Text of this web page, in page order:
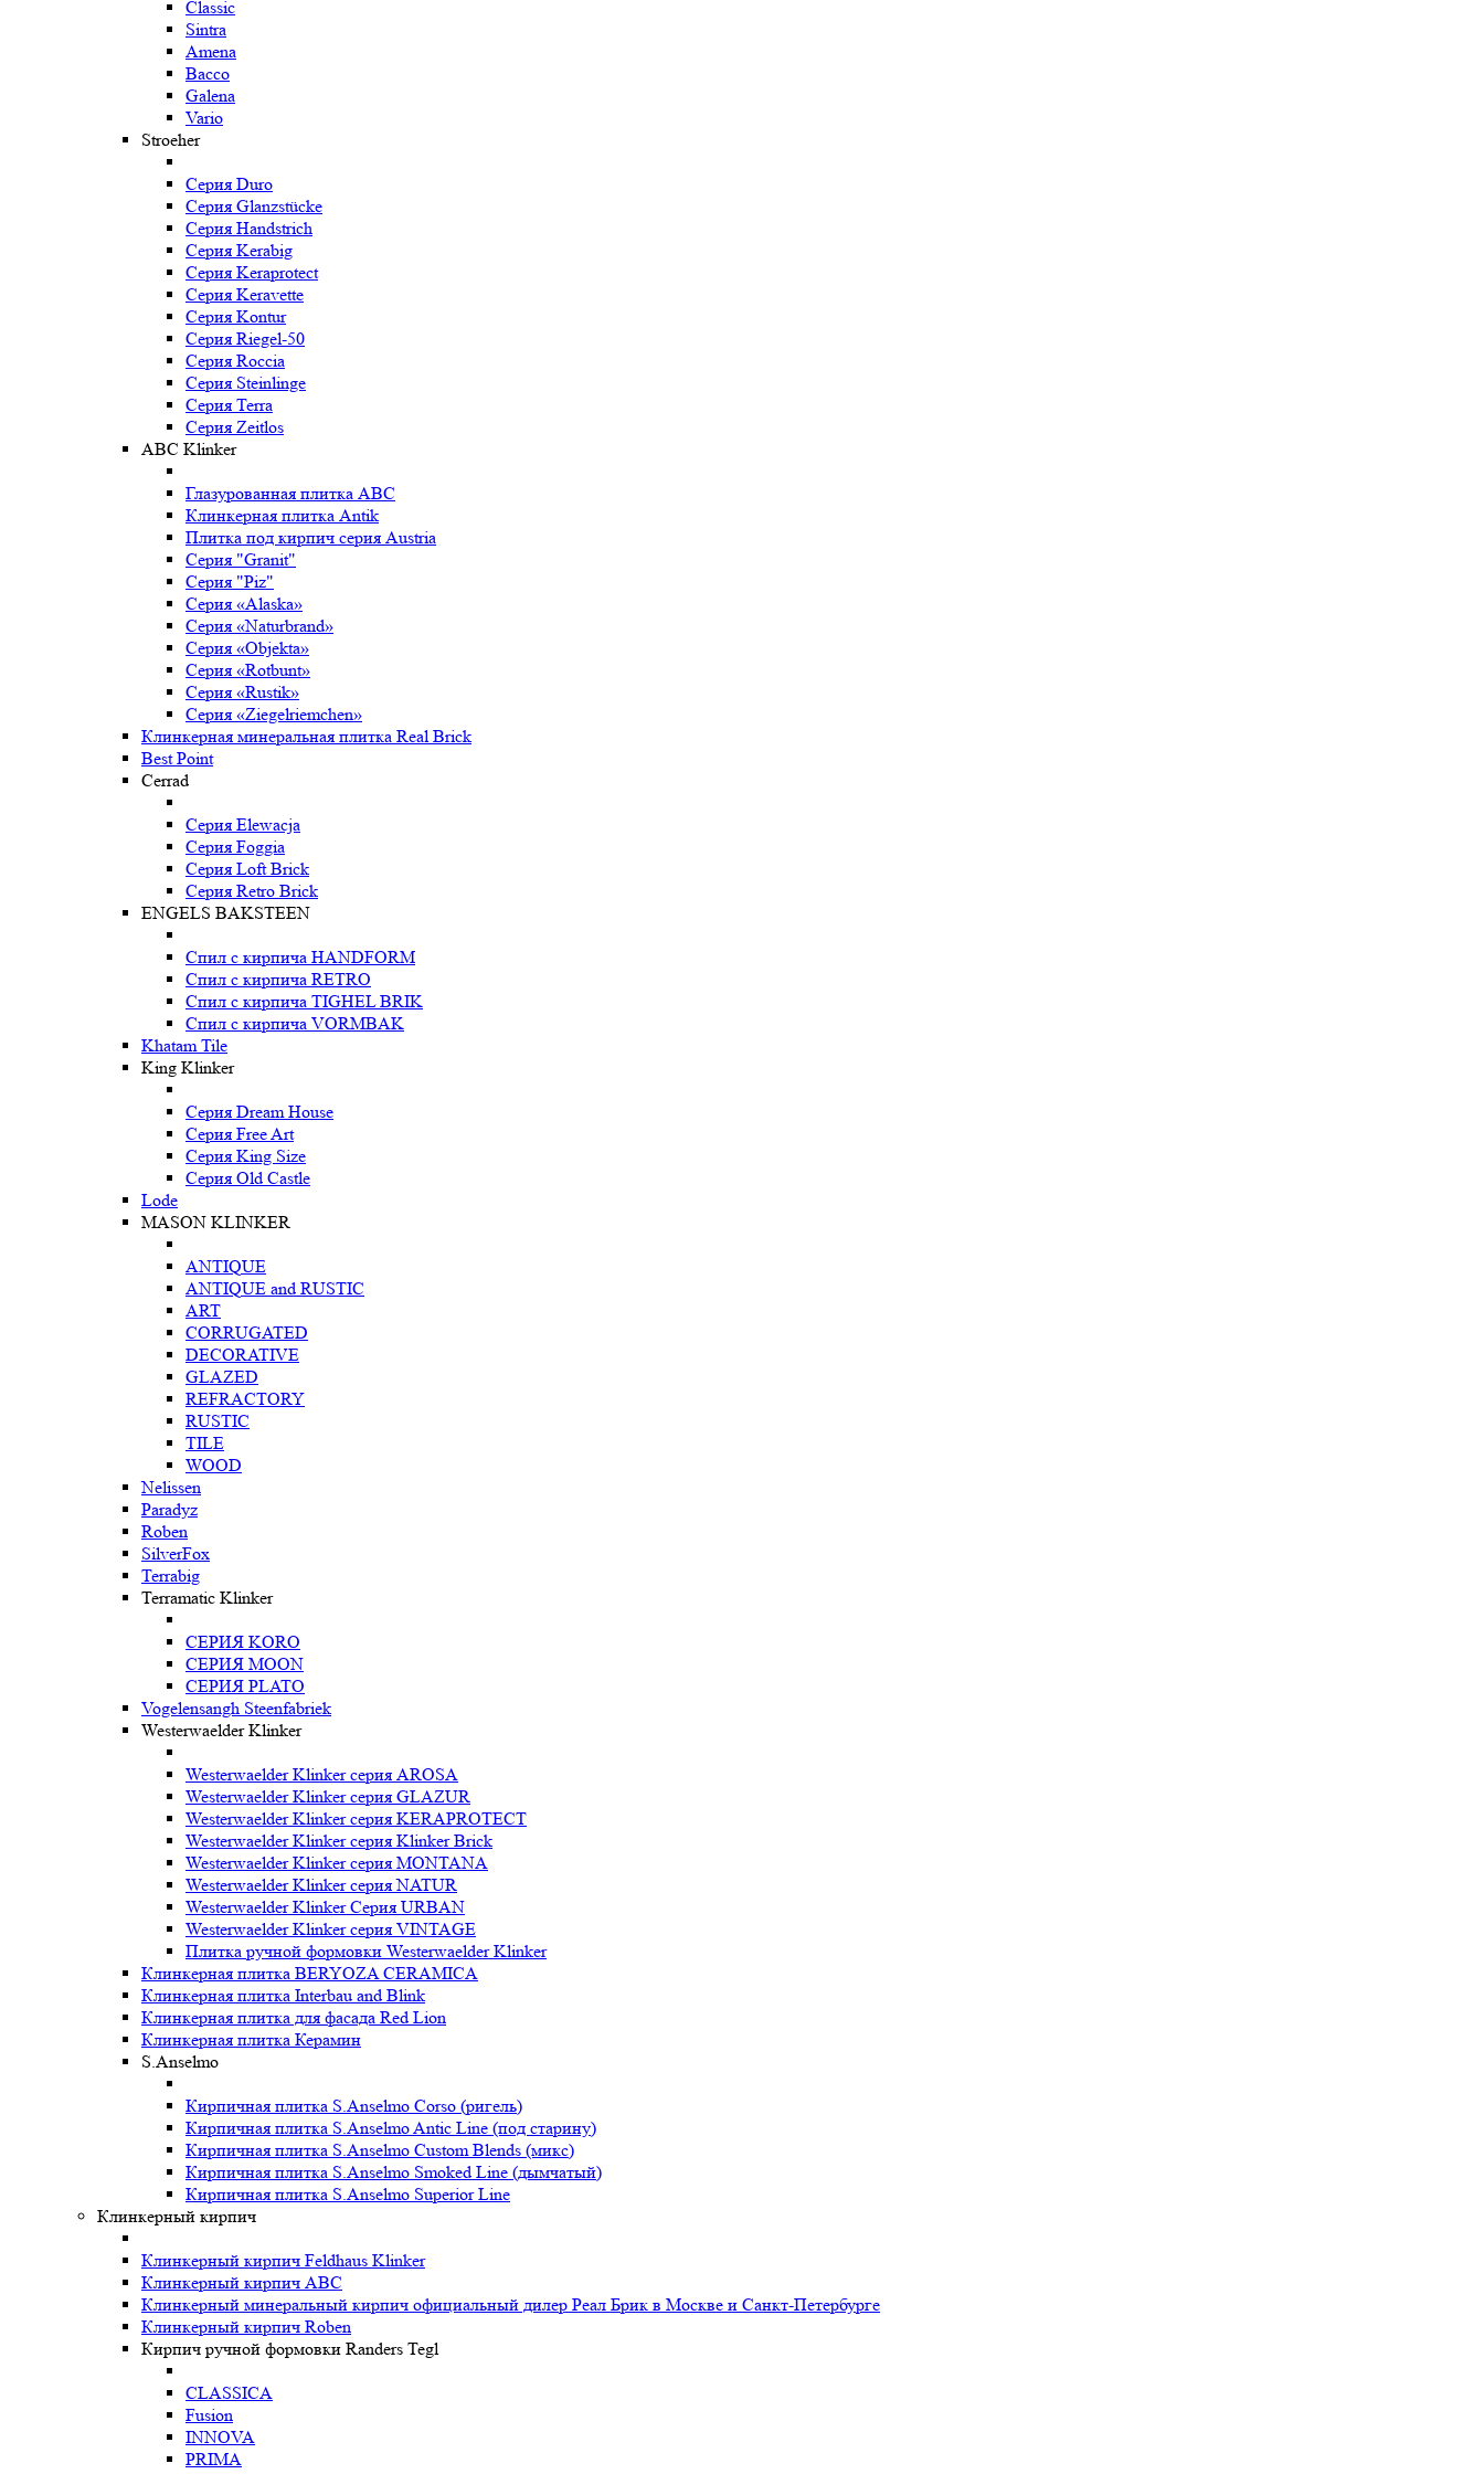
Classic
Sintra
Amena
Bacco
Galena
Vario
Stroeher
Серия Duro
Серия Glanzstücke
Серия Handstrich
Серия Kerabig
Серия Keraprotect
Серия Keravette
Серия Kontur
Серия Riegel-50
Серия Roccia
Серия Steinlinge
Серия Terra
Серия Zeitlos
ABC Klinker
Глазурованная плитка ABC
Клинкерная плитка Antik
Плитка под кирпич серия Austria
Серия "Granit"
Серия "Piz"
Серия «Alaska»
Серия «Naturbrand»
Серия «Objekta»
Серия «Rotbunt»
Серия «Rustik»
Серия «Ziegelriemchen»
Клинкерная минеральная плитка Real Brick
Best Point
Cerrad
Серия Elewacja
Серия Foggia
Серия Loft Brick
Серия Retro Brick
ENGELS BAKSTEEN
Спил с кирпича HANDFORM
Спил с кирпича RETRO
Спил с кирпича TIGHEL BRIK
Спил с кирпича VORMBAK
Khatam Tile
King Klinker
Серия Dream House
Серия Free Art
Серия King Size
Серия Old Castle
Lode
MASON KLINKER
ANTIQUE
ANTIQUE and RUSTIC
ART
CORRUGATED
DECORATIVE
GLAZED
REFRACTORY
RUSTIC
TILE
WOOD
Nelissen
Paradyz
Roben
SilverFox
Terrabig
Terramatic Klinker
СЕРИЯ KORO
СЕРИЯ MOON
СЕРИЯ PLATO
Vogelensangh Steenfabriek
Westerwaelder Klinker
Westerwaelder Klinker серия AROSA
Westerwaelder Klinker серия GLAZUR
Westerwaelder Klinker серия KERAPROTECT
Westerwaelder Klinker серия Klinker Brick
Westerwaelder Klinker серия MONTANA
Westerwaelder Klinker серия NATUR
Westerwaelder Klinker Серия URBAN
Westerwaelder Klinker серия VINTAGE
Плитка ручной формовки Westerwaelder Klinker
Клинкерная плитка BERYOZA CERAMICA
Клинкерная плитка Interbau and Blink
Клинкерная плитка для фасада Red Lion
Клинкерная плитка Керамин
S.Anselmo
Кирпичная плитка S.Anselmo Corso (ригель)
Кирпичная плитка S.Anselmo Antic Line (под старину)
Кирпичная плитка S.Anselmo Custom Blends (микс)
Кирпичная плитка S.Anselmo Smoked Line (дымчатый)
Кирпичная плитка S.Anselmo Superior Line
Клинкерный кирпич
Клинкерный кирпич Feldhaus Klinker
Клинкерный кирпич ABC
Клинкерный минеральный кирпич официальный дилер Реал Брик в Москве и Санкт-Петербурге
Клинкерный кирпич Roben
Кирпич ручной формовки Randers Tegl
CLASSICA
Fusion
INNOVA
PRIMA